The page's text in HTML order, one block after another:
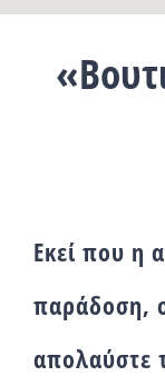
Εκεί που η
παράδοση,
απολαύστε